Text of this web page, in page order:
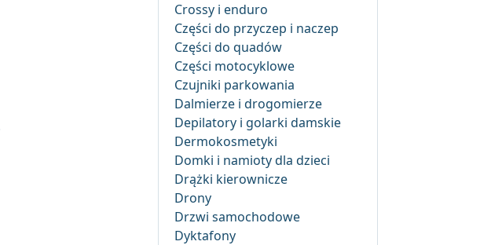
Crossy i enduro
Części do przyczep i naczep
Części do quadów
Części motocyklowe
Czujniki parkowania
Dalmierze i drogomierze
Depilatory i golarki damskie
Dermokosmetyki
Domki i namioty dla dzieci
Drążki kierownicze
Drony
Drzwi samochodowe
Dyktafony